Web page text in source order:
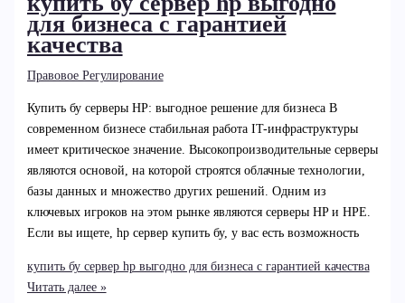
для бизнеса с гарантией
качества
Правовое Регулирование
Купить бу серверы HP: выгодное решение для бизнеса В
современном бизнесе стабильная работа IT-инфраструктуры
имеет критическое значение. Высокопроизводительные серверы
являются основой, на которой строятся облачные технологии,
базы данных и множество других решений. Одним из
ключевых игроков на этом рынке являются серверы HP и HPE.
Если вы ищете, hp сервер купить бу, у вас есть возможность
купить бу сервер hp выгодно для бизнеса с гарантией качества
Читать далее »